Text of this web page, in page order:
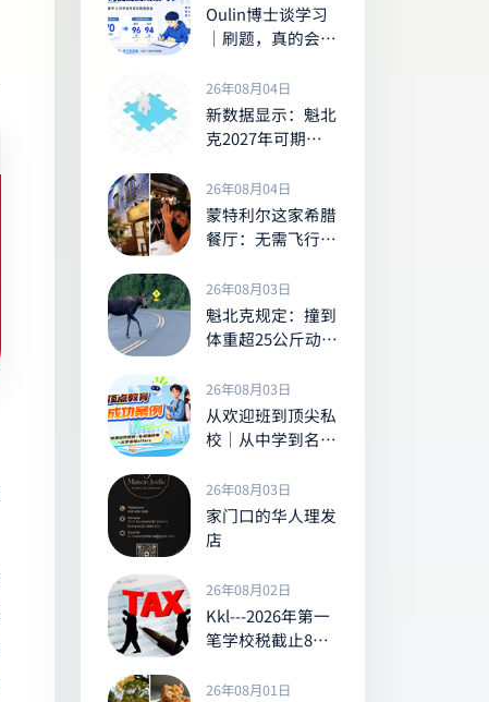
Oulin博士谈学习
｜刷题，真的会让
吗？
26年08月04日
新数据显示：魁北
克2027年可期待
走势
26年08月04日
蒙特利尔这家希腊
餐厅：无需飞行也
地中海风情
26年08月03日
魁北克规定：撞到
体重超25公斤动物
规最高可罚300加
元
26年08月03日
从欢迎班到顶尖私
校｜从中学到名校
26年08月03日
家门口的华人理发
店
26年08月02日
Kkl---2026年第一
笔学校税截止8月3
26年08月01日